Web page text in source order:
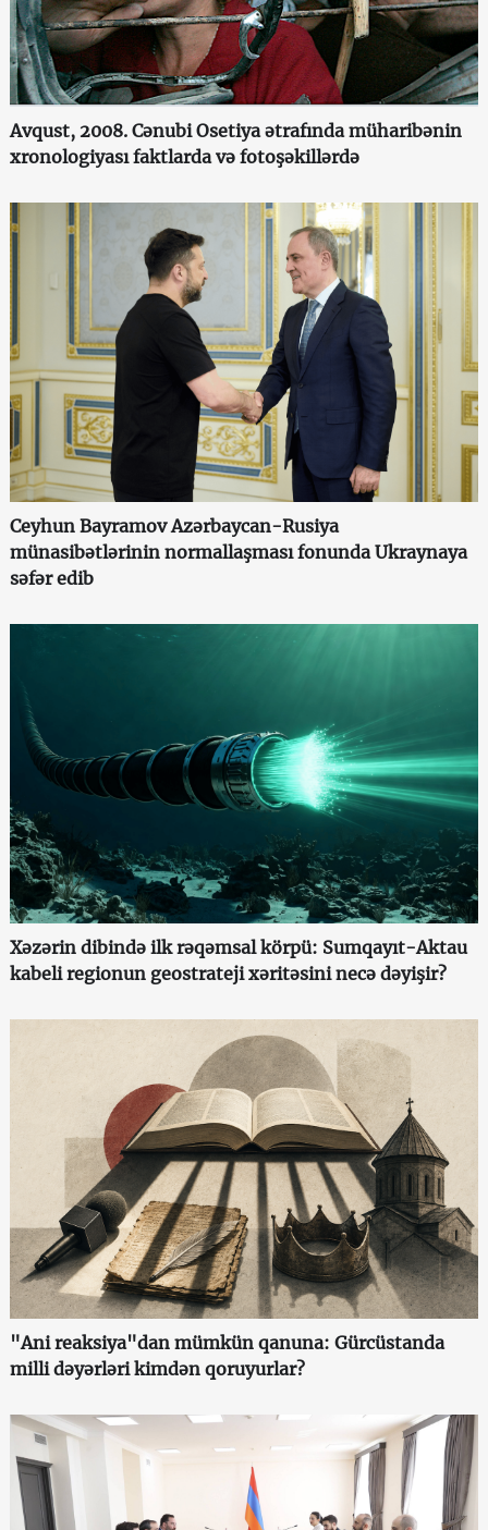
Avqust, 2008. Cənubi Osetiya ətrafında müharibənin
xronologiyası faktlarda və fotoşəkillərdə
Ceyhun Bayramov Azərbaycan-Rusiya
münasibətlərinin normallaşması fonunda Ukraynaya
səfər edib
Xəzərin dibində ilk rəqəmsal körpü: Sumqayıt-Aktau
kabeli regionun geostrateji xəritəsini necə dəyişir?
"Ani reaksiya"dan mümkün qanuna: Gürcüstanda
milli dəyərləri kimdən qoruyurlar?